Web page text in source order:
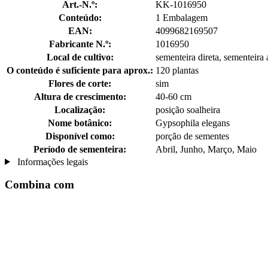
Art.-N.º:
KK-1016950
Conteúdo:
1 Embalagem
EAN:
4099682169507
Fabricante N.º:
1016950
Local de cultivo:
sementeira direta, sementeira
O conteúdo é suficiente para aprox.: 120 plantas
Flores de corte:
sim
Altura de crescimento:
40-60 cm
Localização:
posição soalheira
Nome botânico:
Gypsophila elegans
Disponível como:
porção de sementes
Período de sementeira:
Abril, Junho, Março, Maio
Informações legais
Combina com